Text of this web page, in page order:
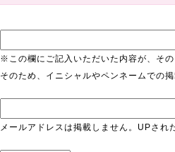
※この欄にご記入いただいた内容が、そ
そのため、イニシャルやペンネームでの
メールアドレスは掲載しません。UPされ